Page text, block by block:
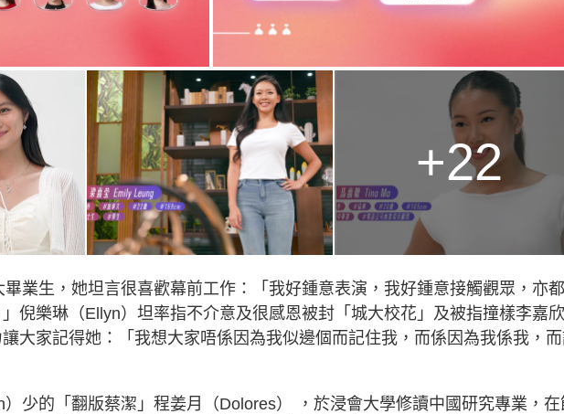
+22
業生，她坦言很喜歡幕前工作：「我好鍾意表演，我好鍾意接觸觀眾，亦
倪樂琳（Ellyn）坦率指不介意及很感恩被封「城大校花」及被指撞樣李嘉
大家記得她：「我想大家唔係因為我似邊個而記住我，而係因為我係我，
少的「翻版蔡潔」程姜月（Dolores） ，於浸會大學修讀中國研究專業，在